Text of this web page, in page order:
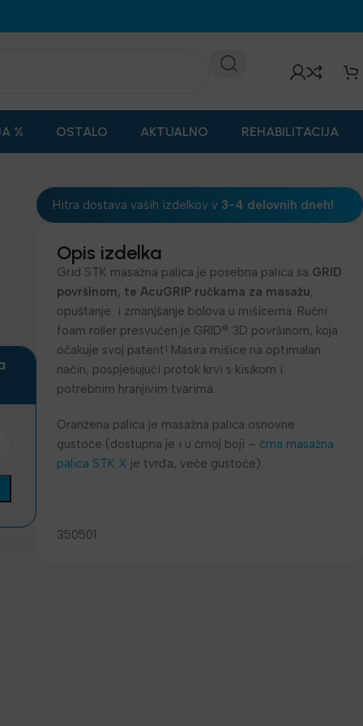
% OSTALO AKTUALNO REHABILITACIJA
Hitra dostava vaših izdelkov v 3-4 delovnih dneh!
Opis izdelka
Grid STK masažna palica je posebna palica sa GRID
površinom, te AcuGRIP ručkama za masažu,
opuštanje i zmanjšanje bolova u mišicema. Ručni
foam roller presvučen je GRID® 3D površinom, koja
očakuje svoj patent! Masira mišice na optimalan
način, pospješujući protok krvi s kisikom i
potrebnim hranjivim tvarima.
Oranžena palica je masažna palica osnovne
gustoće (dostupna je i u črnoj boji – črna masažna
palica STK X je tvrđa, veće gustoće).
350501